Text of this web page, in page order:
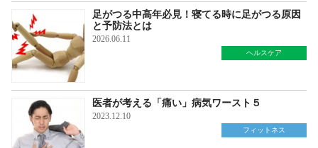
足がつる中高年必見！寝てる時に足がつる原因
と予防法とは
2026.06.11
ヘルスケア
医者が考える「痛い」病気ワースト５
2023.12.10
フィットネス